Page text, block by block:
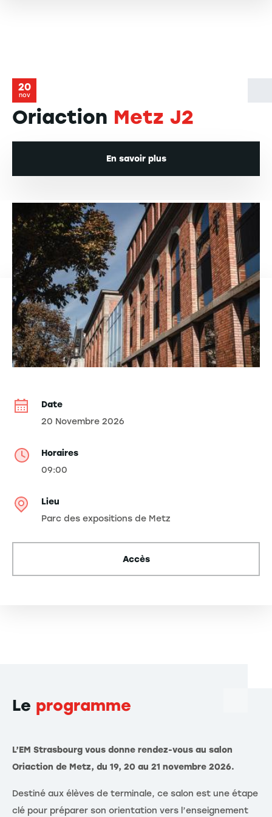
20
nov
Oriaction Metz J2
En savoir plus
Date
20 Novembre 2026
Horaires
09:00
Lieu
Parc des expositions de Metz
Accès
Le programme
L’EM Strasbourg vous donne rendez-vous au salon
Oriaction de Metz, du 19, 20 au 21 novembre 2026.
Destiné aux élèves de terminale, ce salon est une étape
clé pour préparer son orientation vers l’enseignement